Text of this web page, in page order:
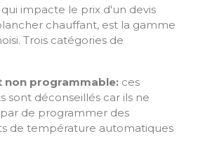
impacte le prix d'un devis
chauffant, est la gamme
Trois catégories de
non programmable: ces
sont déconseillés car ils ne
de programmer des
de température automatiques